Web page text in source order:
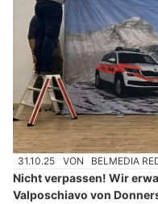
31.10.25 VON BELMEDIA
Nicht verpassen! Wir
Valposchiavo von